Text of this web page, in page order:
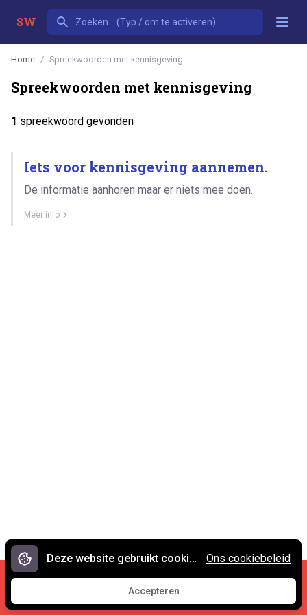
SW
Home Spreekwoorden met kennisgeving
Spreekwoorden met kennisgeving
1 spreekwoord gevonden
Iets voor kennisgeving aannemen.
De informatie aanhoren maar er niets mee doen.
Meer info
Cookies en privacy •
Contact
© 2007 - 2026 Spreekwoorden.nl
Deze website gebruikt cookies.
Accepteren
Accepteren
Ons cookiebeleid